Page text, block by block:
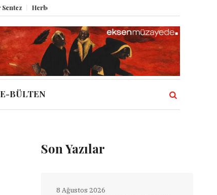
Herbert Melzig ve Atatürk
E-BÜLTEN
Son Yazılar
8 Ağustos 2026